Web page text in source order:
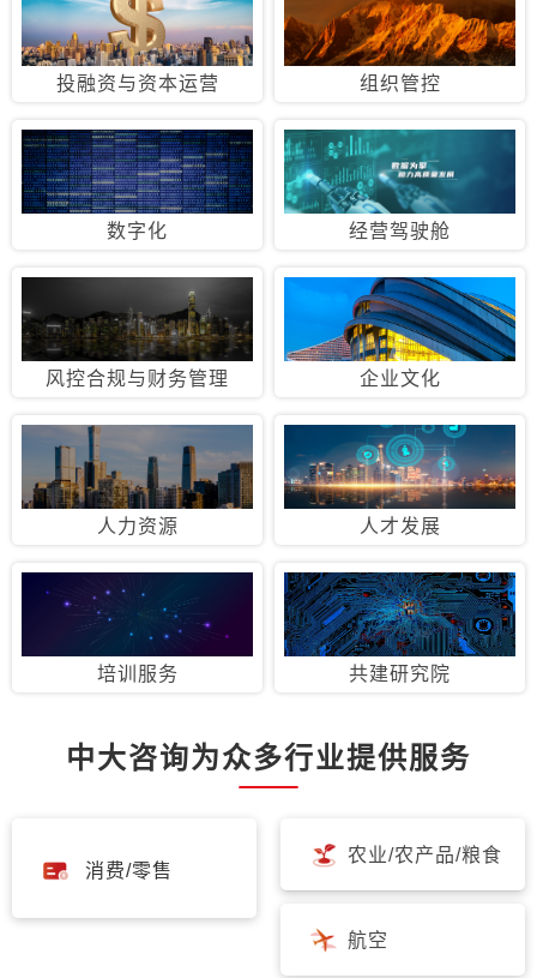
投融资与资本运营 组织管控
数字化 经营驾驶舱
风控合规与财务管理 企业文化
人力资源 人才发展
培训服务 共建研究院
中大咨询为众多行业提供服务
消费/零售
农业/农产品/粮食
航空